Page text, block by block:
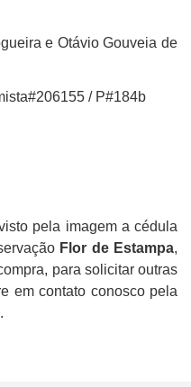
e Otávio Gouveia de
/ P#184b
pela imagem a cédula
Flor de Estampa,
para solicitar outras
em contato conosco pela